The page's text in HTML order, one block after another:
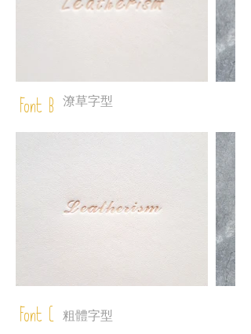
Font B 潦草字型
Font C 粗體字型